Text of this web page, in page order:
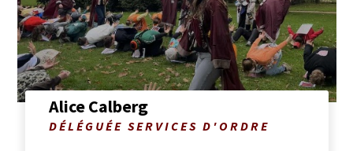
Calberg
PhotoAlice Calberg
DÉLÉGUÉE SERVICES D'ORDRE